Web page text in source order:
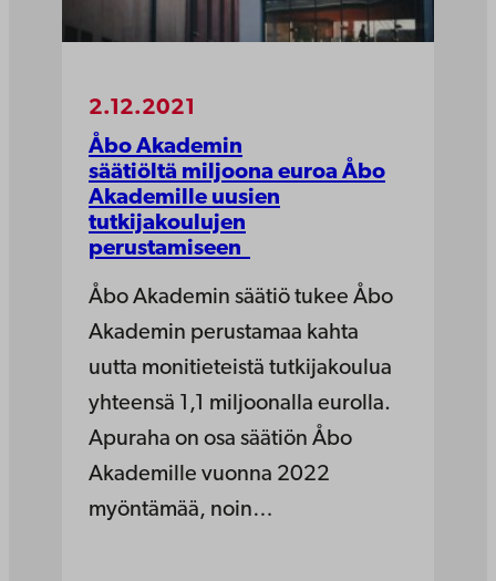
2.12.2021
Åbo Akademin
säätiöltä miljoona euroa Åbo
Akademille uusien
tutkijakoulujen
perustamiseen
Åbo Akademin säätiö tukee Åbo
Akademin perustamaa kahta
uutta monitieteistä tutkijakoulua
yhteensä 1,1 miljoonalla eurolla.
Apuraha on osa säätiön Åbo
Akademille vuonna 2022
myöntämää, noin…